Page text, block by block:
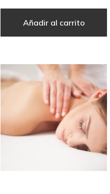
Añadir al carrito